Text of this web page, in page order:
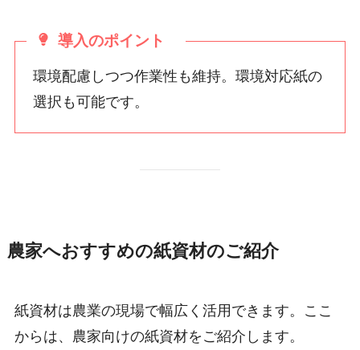
導入のポイント
環境配慮しつつ作業性も維持。環境対応紙の
選択も可能です。
農家へおすすめの紙資材のご紹介
紙資材は農業の現場で幅広く活用できます。ここ
からは、農家向けの紙資材をご紹介します。